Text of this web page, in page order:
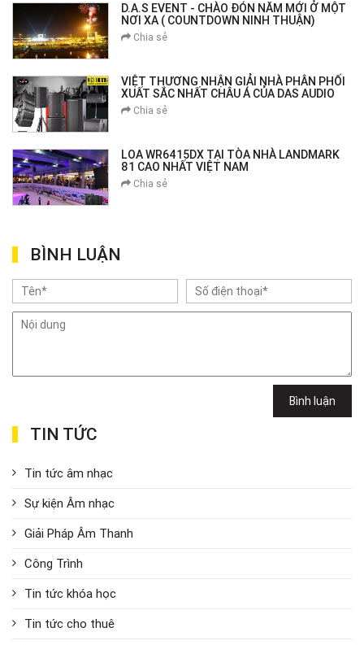
D.A.S EVENT - CHÀO ĐÓN NĂM MỚI Ở MỘT
NƠI XA ( COUNTDOWN NINH THUẬN)
Chia sẻ
VIỆT THƯƠNG NHẬN GIẢI NHÀ PHÂN PHỐI
XUẤT SẮC NHẤT CHÂU Á CỦA DAS AUDIO
Chia sẻ
LOA WR6415DX TẠI TÒA NHÀ LANDMARK
81 CAO NHẤT VIỆT NAM
Chia sẻ
BÌNH LUẬN
Bình luận
TIN TỨC
Tin tức âm nhạc
Sự kiện Âm nhạc
Giải Pháp Âm Thanh
Công Trình
Tin tức khóa học
Tin tức cho thuê